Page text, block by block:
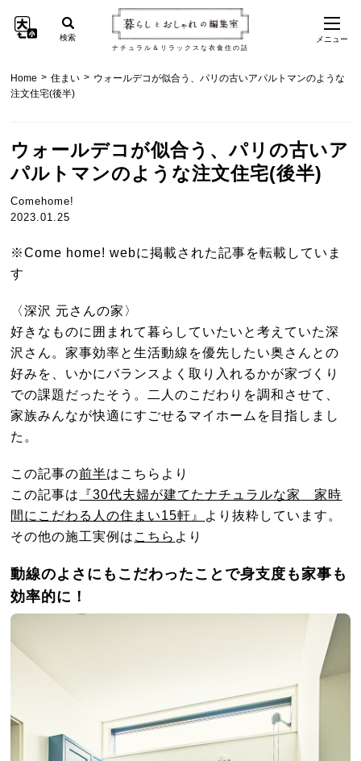
ナチュラル＆リラックスな衣食住の話
検索 メニュー
Home > 住まい > ウォールデコが似合う、パリの古いアパルトマンのような
注文住宅(後半)
ウォールデコが似合う、パリの古いア
パルトマンのような注文住宅(後半)
Comehome!
2023.01.25
※Come home! webに掲載された記事を転載していま
す
〈深沢 元さんの家〉
好きなものに囲まれて暮らしていたいと考えていた深
沢さん。家事効率と生活動線を優先したい奥さんとの
好みを、いかにバランスよく取り入れるかが家づくり
での課題だったそう。二人のこだわりを調和させて、
家族みんなが快適にすごせるマイホームを目指しまし
た。
この記事の前半はこちらより
この記事は
『30代夫婦が建てたナチュラルな家 家時
間にこだわる人の住まい15軒』 より抜粋しています。
その他の施工実例は こちら より
動線のよさにもこだわったことで身支度も家事も
効率的に！